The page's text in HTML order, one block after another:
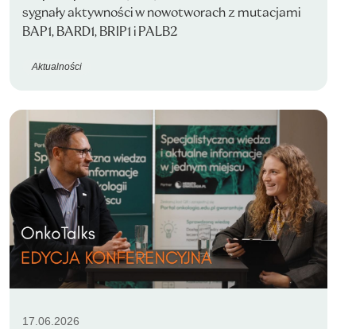
sygnały aktywności w nowotworach z mutacjami
BAP1, BARD1, BRIP1 i PALB2
Aktualności
17.06.2026